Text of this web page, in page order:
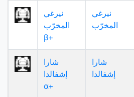
نيرغي
المخرّب
β+
نيرغي
المخرّب
شارا
إشفالدا
α+
شارا
إشفالدا